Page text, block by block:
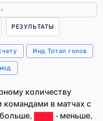
▼
РЕЗУЛЬТАТЫ
Инд.Тотал голов
количеству
в матчах с
- меньше,